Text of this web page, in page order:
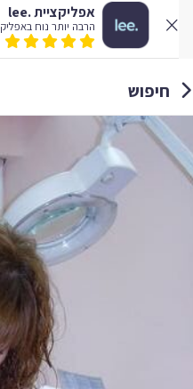
אפליקציית .lee
הרבה יותר נוח באפליקציה
חיפוש